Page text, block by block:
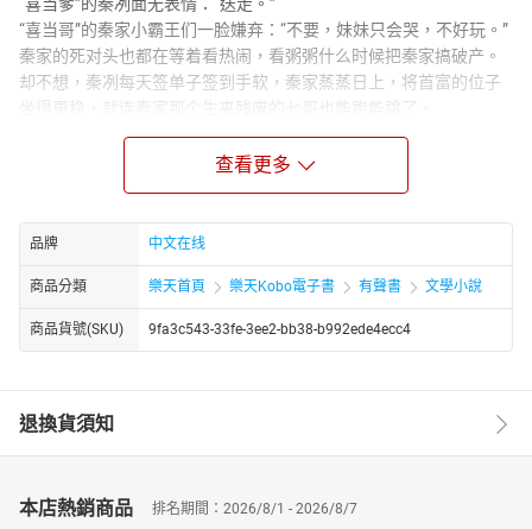
“喜当哥”的秦家小霸王们一脸嫌弃：“不要，妹妹只会哭，不好玩。”
秦家的死对头也都在等着看热闹，看粥粥什么时候把秦家搞破产。
却不想，秦冽每天签单子签到手软，秦家蒸蒸日上，将首富的位子
坐得更稳，就连秦家那个生来残废的七哥也能跑能跳了。
宴会上，秦家小霸王把粥粥围成一团，一脸讨好。
“妹妹，今天想听什么故事？哥哥给你讲！”
布所有权：“我女儿！”
查看更多
品牌 中文在线
商品分類 樂天首頁 樂天Kobo電子書 有聲書 文學小說
商品貨號(SKU) 9fa3c543-33fe-3ee2-bb38-b992ede4ecc4
退換貨須知
本店熱銷商品 排名期間：2026/8/1 - 2026/8/7